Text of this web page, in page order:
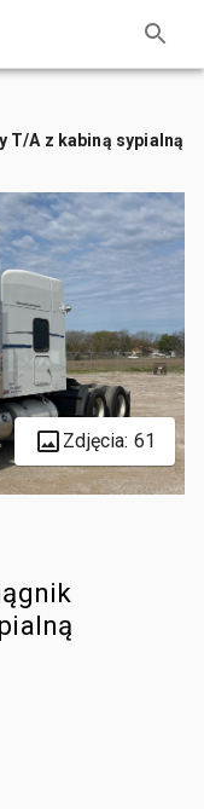
T/A z kabiną sypialną
Zdjęcia: 61